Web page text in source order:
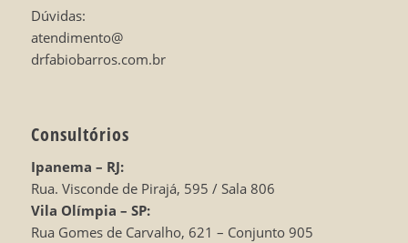
Dúvidas:
atendimento@
drfabiobarros.com.br
Consultórios
Ipanema – RJ:
Rua. Visconde de Pirajá, 595 / Sala 806
Vila Olímpia – SP:
Rua Gomes de Carvalho, 621 – Conjunto 905